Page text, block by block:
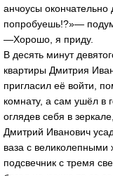
анчоусы
попробуешь!?»—
—Хорошо, я приду.
В десять минут
квартиры Дмитрия
пригласил её войти,
комнату, а сам ушёл в
оглядев себя в
Дмитрий Иванович
ваза с
подсвечник с тремя